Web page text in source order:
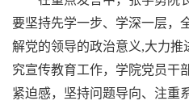
要坚持先学一步、学深一层，
解党的领导的政治意义,大力推
究宣传教育工作，学院党员干
紧迫感，坚持问题导向、注重